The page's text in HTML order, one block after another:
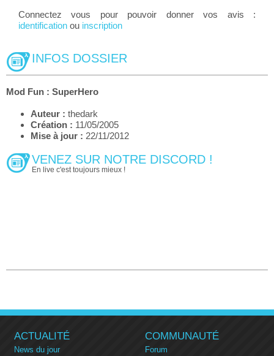
Connectez vous pour pouvoir donner vos avis :
identification ou inscription
INFOS DOSSIER
Mod Fun : SuperHero
Auteur : thedark
Création : 11/05/2005
Mise à jour : 22/11/2012
VENEZ SUR NOTRE DISCORD !
En live c'est toujours mieux !
ACTUALITÉ
News du jour
COMMUNAUTÉ
Forum